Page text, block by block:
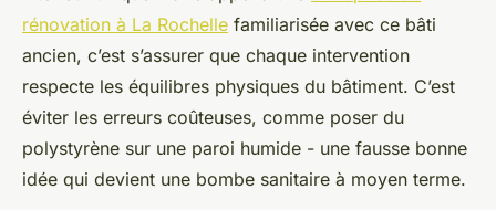
rénovation à La Rochelle familiarisée avec ce bâti
ancien, c’est s’assurer que chaque intervention
respecte les équilibres physiques du bâtiment. C’est
éviter les erreurs coûteuses, comme poser du
polystyrène sur une paroi humide - une fausse bonne
idée qui devient une bombe sanitaire à moyen terme.